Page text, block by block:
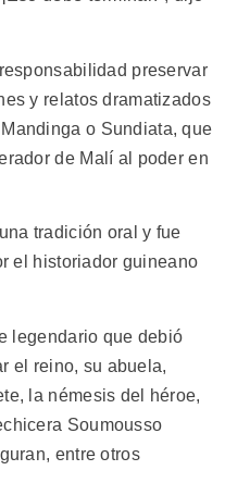
preservar
y relatos dramatizados
o Sundiata, que
de Malí al poder en
tradición oral y fue
el historiador guineano
legendario que debió
el reino, su abuela,
la némesis del héroe,
Soumousso
entre otros